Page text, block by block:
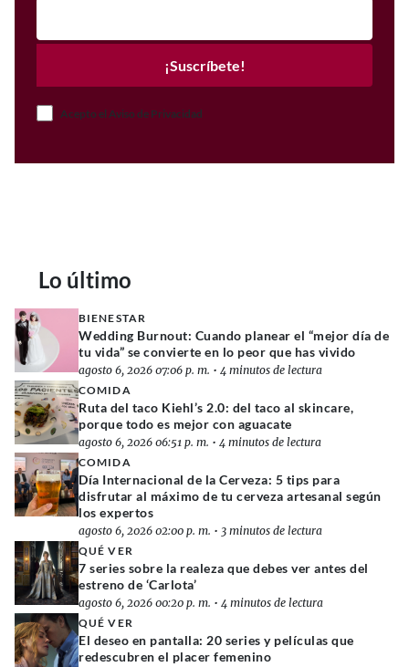
¡Suscríbete!
Acepto el Aviso de Privacidad
Lo último
BIENESTAR
Wedding Burnout: Cuando planear el “mejor día de
tu vida” se convierte en lo peor que has vivido
agosto 6, 2026 07:06 p. m. • 4 minutos de lectura
COMIDA
Ruta del taco Kiehl’s 2.0: del taco al skincare,
porque todo es mejor con aguacate
agosto 6, 2026 06:51 p. m. • 4 minutos de lectura
COMIDA
Día Internacional de la Cerveza: 5 tips para
disfrutar al máximo de tu cerveza artesanal según
los expertos
agosto 6, 2026 02:00 p. m. • 3 minutos de lectura
QUÉ VER
7 series sobre la realeza que debes ver antes del
estreno de ‘Carlota’
agosto 6, 2026 00:20 p. m. • 4 minutos de lectura
QUÉ VER
El deseo en pantalla: 20 series y películas que
redescubren el placer femenino